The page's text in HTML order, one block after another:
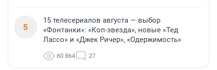
5
15 телесериалов августа — выбор
«Фонтанки»: «Коп-звезда», новые «Тед
Лассо» и «Джек Ричер», «Одержимость»
60 864 27